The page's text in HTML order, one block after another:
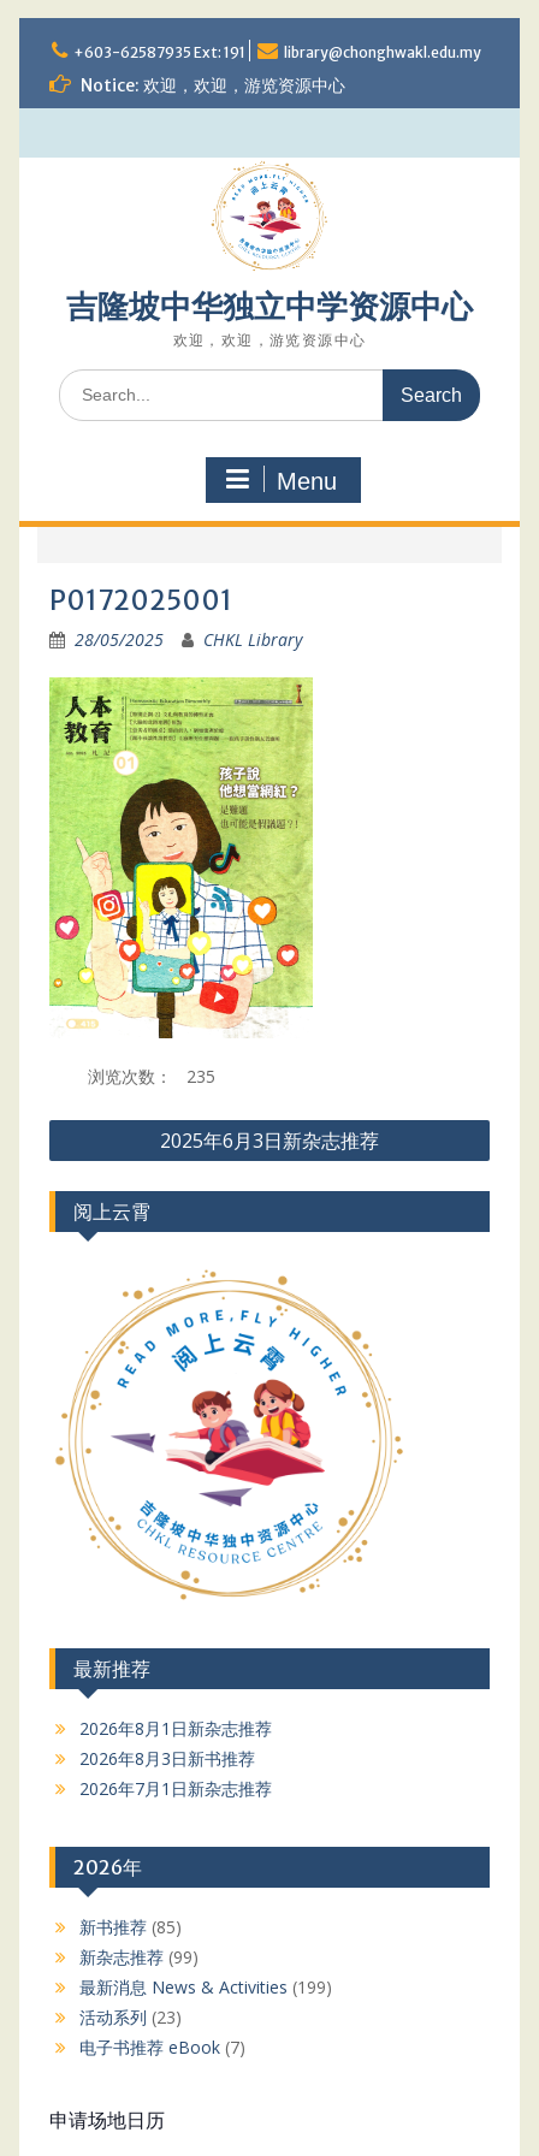
to
content
+603-62587935 Ext: 191 library@chonghwakl.edu.my
Notice: 欢迎，欢迎，游览资源中心
吉隆坡中华独立中学资源中心
欢迎，欢迎，游览资源中心
Search
for:
Menu
P0172025001
28/05/2025 CHKL Library
浏览次数： 235
Post
navigation
2025年6月3日新杂志推荐
阅上云霄
最新推荐
2026年8月1日新杂志推荐
2026年8月3日新书推荐
2026年7月1日新杂志推荐
2026年
新书推荐(85)
新杂志推荐(99)
最新消息 News & Activities (199)
活动系列 (23)
电子书推荐 eBook(7)
申请场地日历